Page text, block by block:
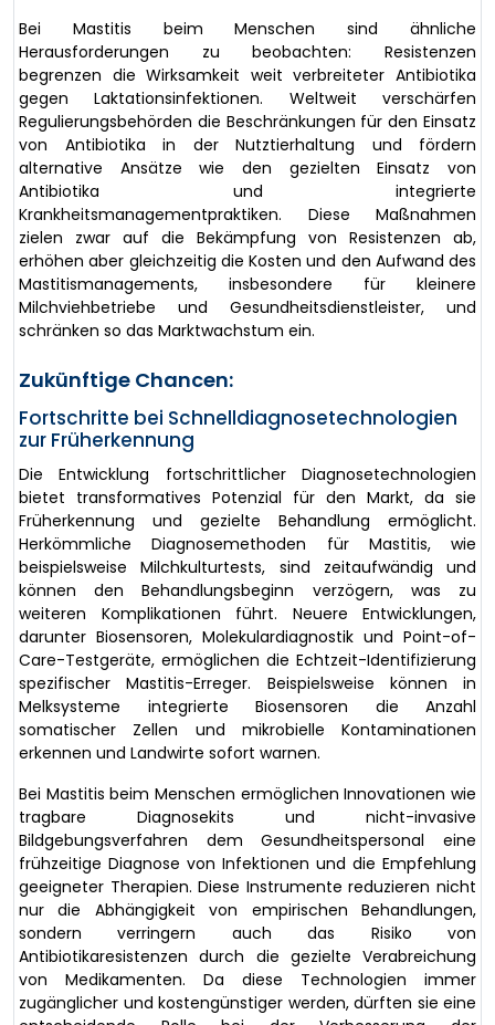
Bei Mastitis beim Menschen sind ähnliche
Herausforderungen zu beobachten: Resistenzen
begrenzen die Wirksamkeit weit verbreiteter Antibiotika
gegen Laktationsinfektionen. Weltweit verschärfen
Regulierungsbehörden die Beschränkungen für den Einsatz
von Antibiotika in der Nutztierhaltung und fördern
alternative Ansätze wie den gezielten Einsatz von
Antibiotika und integrierte
Krankheitsmanagementpraktiken. Diese Maßnahmen
zielen zwar auf die Bekämpfung von Resistenzen ab,
erhöhen aber gleichzeitig die Kosten und den Aufwand des
Mastitismanagements, insbesondere für kleinere
Milchviehbetriebe und Gesundheitsdienstleister, und
schränken so das Marktwachstum ein.
Zukünftige Chancen:
Fortschritte bei Schnelldiagnosetechnologien
zur Früherkennung
Die Entwicklung fortschrittlicher Diagnosetechnologien
bietet transformatives Potenzial für den Markt, da sie
Früherkennung und gezielte Behandlung ermöglicht.
Herkömmliche Diagnosemethoden für Mastitis, wie
beispielsweise Milchkulturtests, sind zeitaufwändig und
können den Behandlungsbeginn verzögern, was zu
weiteren Komplikationen führt. Neuere Entwicklungen,
darunter Biosensoren, Molekulardiagnostik und Point-of-
Care-Testgeräte, ermöglichen die Echtzeit-Identifizierung
spezifischer Mastitis-Erreger. Beispielsweise können in
Melksysteme integrierte Biosensoren die Anzahl
somatischer Zellen und mikrobielle Kontaminationen
erkennen und Landwirte sofort warnen.
Bei Mastitis beim Menschen ermöglichen Innovationen wie
tragbare Diagnosekits und nicht-invasive
Bildgebungsverfahren dem Gesundheitspersonal eine
frühzeitige Diagnose von Infektionen und die Empfehlung
geeigneter Therapien. Diese Instrumente reduzieren nicht
nur die Abhängigkeit von empirischen Behandlungen,
sondern verringern auch das Risiko von
Antibiotikaresistenzen durch die gezielte Verabreichung
von Medikamenten. Da diese Technologien immer
zugänglicher und kostengünstiger werden, dürften sie eine